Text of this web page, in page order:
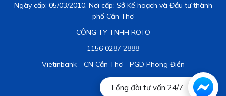
Ngày cấp: 05/03/2010. Nơi cấp: Sở Kế hoạch và Đầu tư thành
phố Cần Thơ
CÔNG TY TNHH ROTO
1156 0287 2888
Vietinbank - CN Cần Thơ - PGD Phong Điền
Tổng đài tư vấn 24/7